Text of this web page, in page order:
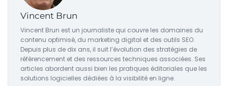
Vincent Brun
Vincent Brun est un journaliste qui couvre les domaines du
contenu optimisé, du marketing digital et des outils SEO.
Depuis plus de dix ans, il suit l’évolution des stratégies de
référencement et des ressources techniques associées. Ses
articles abordent aussi bien les pratiques éditoriales que les
solutions logicielles dédiées à la visibilité en ligne.